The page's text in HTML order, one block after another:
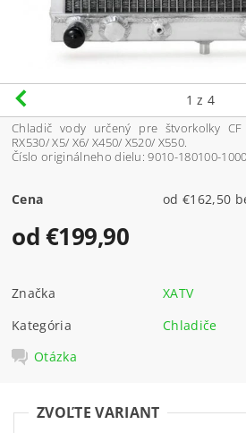
1 z 4
Chladič vody určený pre štvorkolky CF
RX530/ X5/ X6/ X450/ X520/ X550.
Číslo originálneho dielu: 9010-180100-1000.
Cena od
od €199,90
Značka
XATV
Kategória
Chladiče
Otázka
ZVOĽTE VARIANT